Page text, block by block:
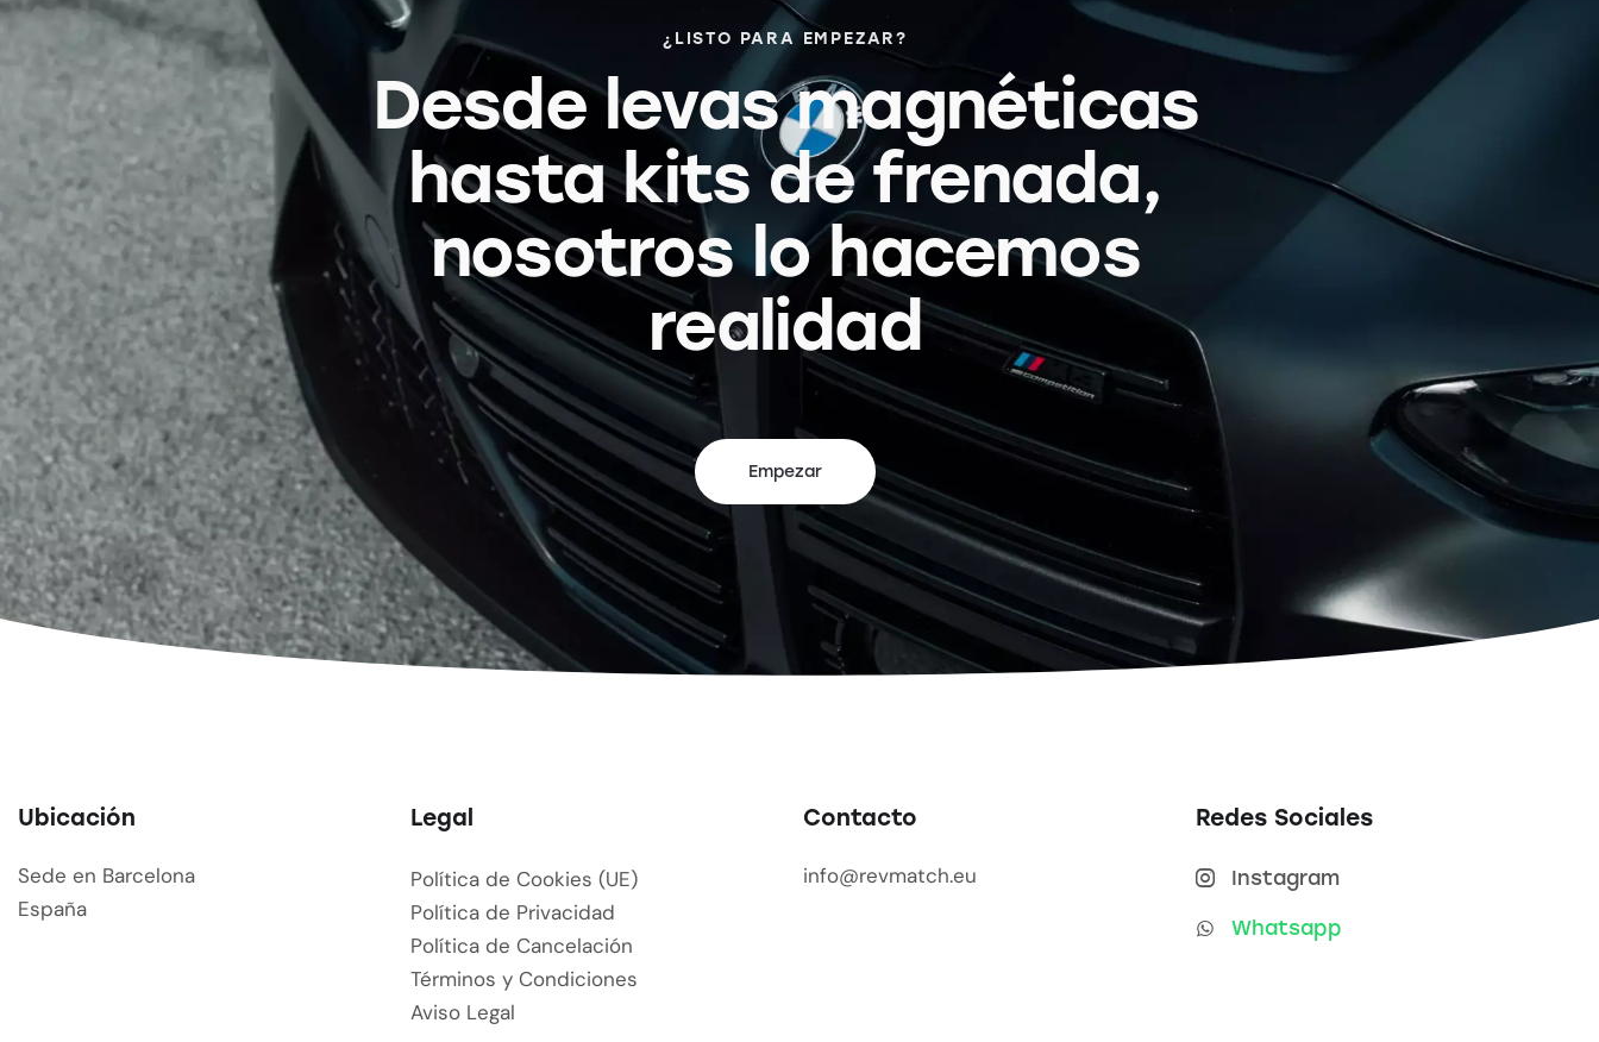
¿LISTO PARA EMPEZAR?
Desde levas magnéticas
hasta kits de frenada,
nosotros lo hacemos
realidad
Empezar
Ubicación
Sede en Barcelona
España
Legal
Política de Cookies (UE)
Política de Privacidad
Política de Cancelación
Términos y Condiciones
Aviso Legal
Contacto
info@revmatch.eu
Redes Sociales
Instagram
Whatsapp